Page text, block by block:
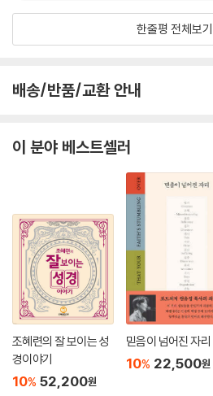
한줄평 전체보기
배송/반품/교환 안내
이 분야 베스트셀러
조혜련의 잘 보이는 성
경이야기
10% 52,200원
믿음이 넘어진 자리
10% 22,500원